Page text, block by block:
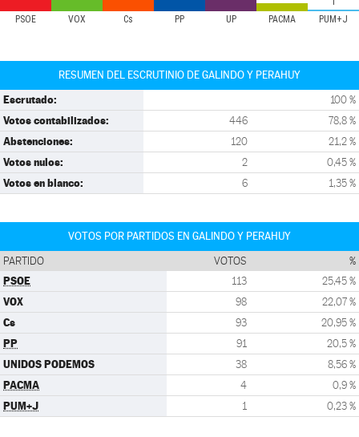
PSOE VOX Cs PP UP PACMA PUM+J
RESUMEN DEL ESCRUTINIO DE GALINDO Y PERAHUY
Escrutado: 100 %
Votos contabilizados: 446 78,8 %
Abstenciones: 120 21,2 %
Votos nulos: 2 0,45 %
Votos en blanco: 6 1,35 %
VOTOS POR PARTIDOS EN GALINDO Y PERAHUY
PARTIDO VOTOS %
PSOE 113 25,45 %
VOX 98 22,07 %
Cs 93 20,95 %
PP 91 20,5 %
UNIDOS PODEMOS 38 8,56 %
PACMA 4 0,9 %
PUM+J 1 0,23 %